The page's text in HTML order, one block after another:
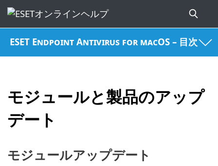
ESET Endpoint Antivirus for macOS – 目次
モジュールと製品のアップ
デート
モジュールアップデート